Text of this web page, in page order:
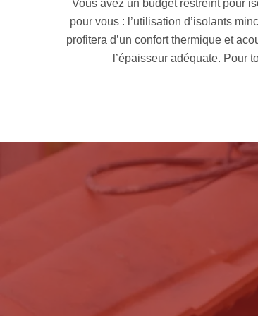
Réalisez vos travaux d’isolation
notre part. Pour apporter un confort
toiture. La technique d’isolation